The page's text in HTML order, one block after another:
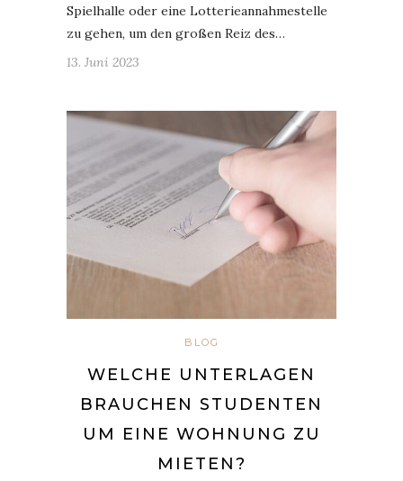
Spielhalle oder eine Lotterieannahmestelle
zu gehen, um den großen Reiz des…
13. Juni 2023
BLOG
WELCHE UNTERLAGEN
BRAUCHEN STUDENTEN
UM EINE WOHNUNG ZU
MIETEN?